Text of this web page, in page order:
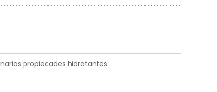
propiedades hidratantes.